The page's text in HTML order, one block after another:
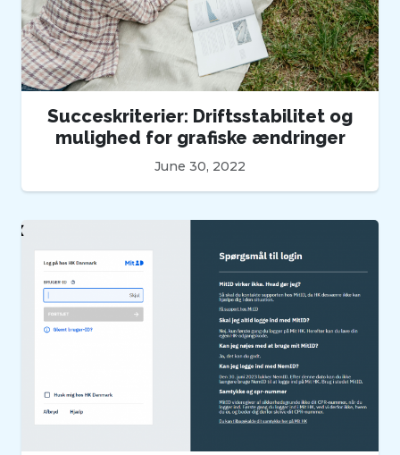
Succeskriterier: Driftsstabilitet og
mulighed for grafiske ændringer
June 30, 2022